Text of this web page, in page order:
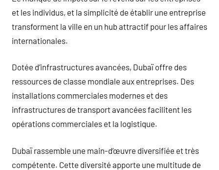
et les individus, et la simplicité de établir une entreprise
transforment la ville en un hub attractif pour les affaires
internationales.
Dotée d’infrastructures avancées, Dubaï offre des
ressources de classe mondiale aux entreprises. Des
installations commerciales modernes et des
infrastructures de transport avancées facilitent les
opérations commerciales et la logistique.
Dubaï rassemble une main-d’œuvre diversifiée et très
compétente. Cette diversité apporte une multitude de